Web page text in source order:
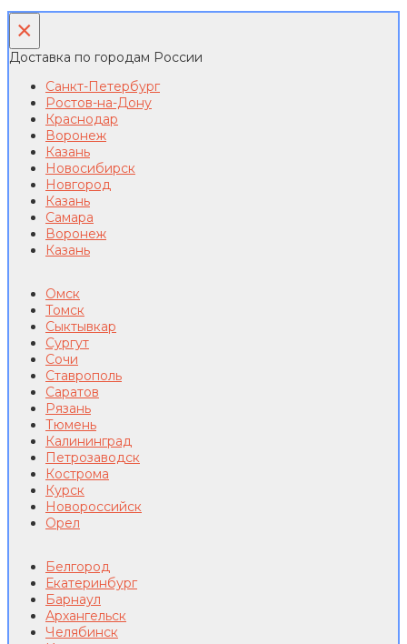
×
Доставка по городам России
Санкт-Петербург
Ростов-на-Дону
Краснодар
Воронеж
Казань
Новосибирск
Новгород
Казань
Самара
Воронеж
Казань
Омск
Томск
Сыктывкар
Сургут
Сочи
Ставрополь
Саратов
Рязань
Тюмень
Калининград
Петрозаводск
Кострома
Курск
Новороссийск
Орел
Белгород
Екатеринбург
Барнаул
Архангельск
Челябинск